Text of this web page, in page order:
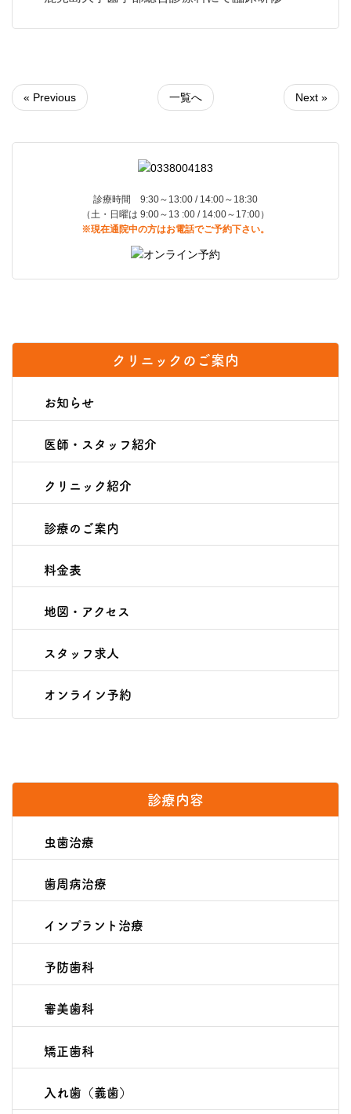
« Previous 一覧へ Next »
診療時間 9:30～13:00 / 14:00～18:30
（土・日曜は 9:00～13 :00 / 14:00～17:00）
※現在通院中の方はお電話でご予約下さい。
クリニックのご案内
お知らせ
医師・スタッフ紹介
クリニック紹介
診療のご案内
料金表
地図・アクセス
スタッフ求人
オンライン予約
診療内容
虫歯治療
歯周病治療
インプラント治療
予防歯科
審美歯科
矯正歯科
入れ歯（義歯）